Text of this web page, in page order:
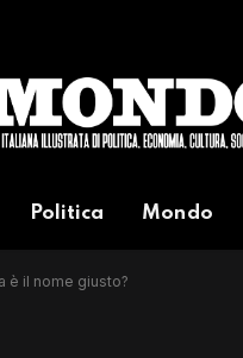
Politica Mondo
è il nome giusto?